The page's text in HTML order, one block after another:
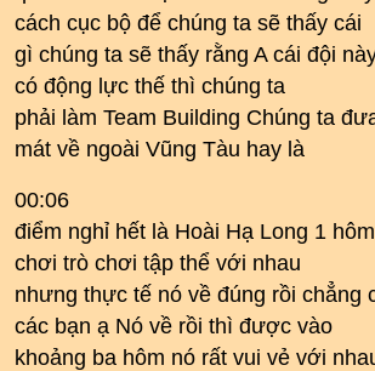
cách cục bộ để chúng ta sẽ thấy cái
gì chúng ta sẽ thấy rằng A cái đội
có động lực thế thì chúng ta
phải làm Team Building Chúng ta
mát về ngoài Vũng Tàu hay là
00:06
điểm nghỉ hết là Hoài Hạ Long 1
chơi trò chơi tập thể với nhau
nhưng thực tế nó về đúng rồi chẳng
các bạn ạ Nó về rồi thì được vào
khoảng ba hôm nó rất vui vẻ với